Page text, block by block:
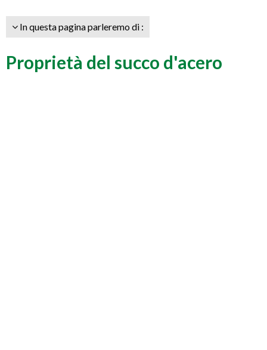
In questa pagina parleremo di :
Proprietà del succo d'acero